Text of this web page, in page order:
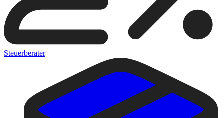
Steuerberater